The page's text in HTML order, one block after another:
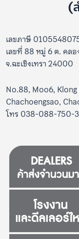
(
เลขภาษี
เลขที่ 88 หมู่ 6 ต. คลอ
จ.ฉะเชิงเทรา 24000
No.88, Moo6,
Chachoengsao,
โทร 038-088-750-3